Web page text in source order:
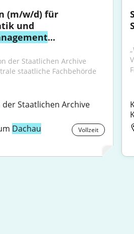
(m/w/d) für
und
...
der Staatlichen Archive
staatliche Fachbehörde
Staatlichen Archive
Dachau Vollzeit